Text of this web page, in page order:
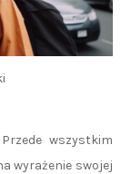
wszystkim
wyrażenie swojej